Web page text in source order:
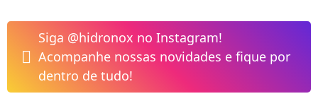
para
conteúdo
Siga @hidronox no Instagram!
Acompanhe nossas novidades e fique por
dentro de tudo!